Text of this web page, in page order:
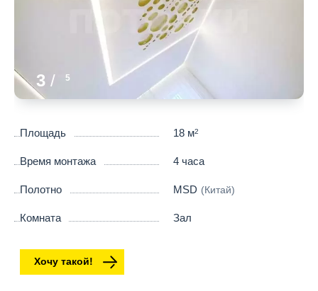
3 / 5
Площадь 18 м2
Время монтажа 4 часа
Полотно MSD (Китай)
Комната Зал
Хочу такой!